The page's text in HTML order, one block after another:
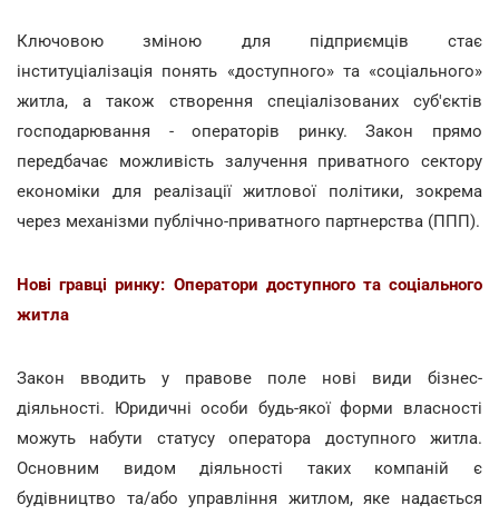
Ключовою зміною для підприємців стає
інституціалізація понять «доступного» та «соціального»
житла, а також створення спеціалізованих суб'єктів
господарювання - операторів ринку. Закон прямо
передбачає можливість залучення приватного сектору
економіки для реалізації житлової політики, зокрема
через механізми публічно-приватного партнерства (ППП).
Нові гравці ринку: Оператори доступного та соціального
житла
Закон вводить у правове поле нові види бізнес-
діяльності. Юридичні особи будь-якої форми власності
можуть набути статусу оператора доступного житла.
Основним видом діяльності таких компаній є
будівництво та/або управління житлом, яке надається